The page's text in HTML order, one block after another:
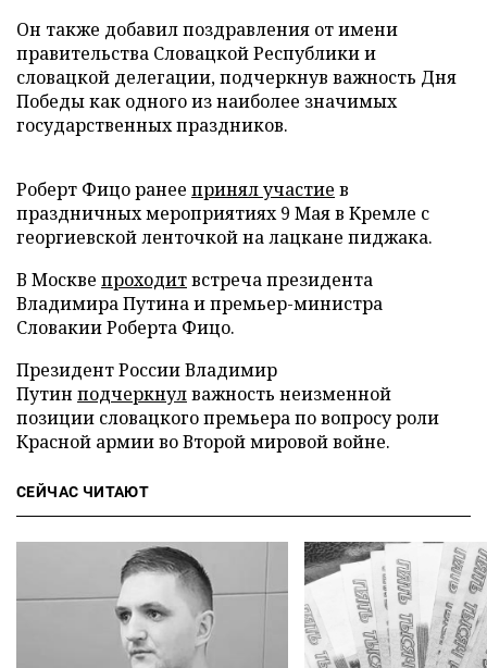
Он также добавил поздравления от имени
правительства Словацкой Республики и
словацкой делегации, подчеркнув важность Дня
Победы как одного из наиболее значимых
государственных праздников.
Роберт Фицо ранее принял участие в
праздничных мероприятиях 9 Мая в Кремле с
георгиевской ленточкой на лацкане пиджака.
В Москве проходитвстреча президента
Владимира Путина и премьер-министра
Словакии Роберта Фицо.
Президент России Владимир
Путин подчеркнулважность неизменной
позиции словацкого премьера по вопросу роли
Красной армии во Второй мировой войне.
СЕЙЧАС ЧИТАЮТ